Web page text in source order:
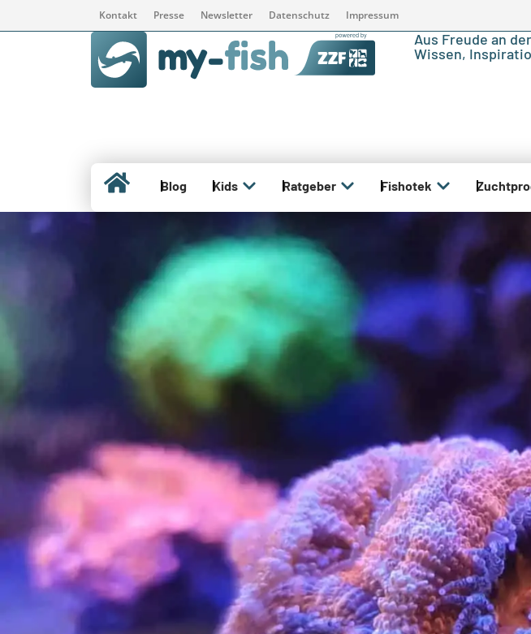
Kontakt Presse Newsletter Datenschutz Impressum
Aus Freude an
Wissen,
Blog Kids Ratgeber Fishotek